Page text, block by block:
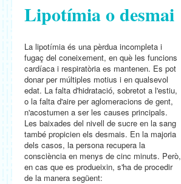
Lipotímia o desmai
La lipotímia és una pèrdua incompleta i
fugaç del coneixement, en què les funcions
cardíaca i respiratòria es mantenen. Es pot
donar per múltiples motius i en qualsevol
edat. La falta d'hidratació, sobretot a l'estiu,
o la falta d'aire per aglomeracions de gent,
n'acostumen a ser les causes principals.
Les baixades del nivell de sucre en la sang
també propicien els desmais. En la majoria
dels casos, la persona recupera la
consciència en menys de cinc minuts. Però,
en cas que es produeixin, s'ha de procedir
de la manera següent: